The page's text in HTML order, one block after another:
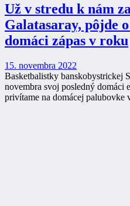
Už v stredu k nám
Galatasaray, pôjde
domáci zápas v roku
15. novembra 2022
Basketbalistky banskobystrickej
novembra svoj posledný domáci
privítame na domácej palubovke